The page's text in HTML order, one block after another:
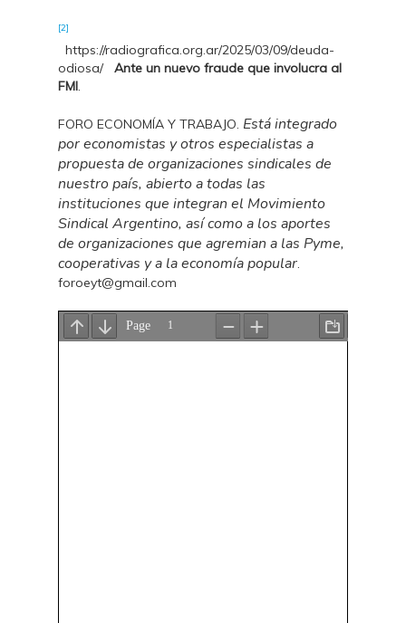
[2]
https://radiografica.org.ar/2025/03/09/deuda-
odiosa/ Ante un nuevo fraude que involucra al
FMI.
FORO ECONOMÍA Y TRABAJO. Está integrado
por economistas y otros especialistas a
propuesta de organizaciones sindicales de
nuestro país, abierto a todas las
instituciones que integran el Movimiento
Sindical Argentino, así como a los aportes
de organizaciones que agremian a las Pyme,
cooperativas y a la economía popular.
foroeyt@gmail.com